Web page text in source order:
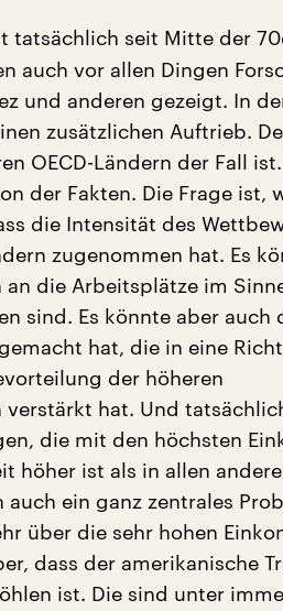
tatsächlich seit Mitte der
auch vor allen Dingen
und anderen gezeigt. In
zusätzlichen Auftrieb.
OECD-Ländern der Fall
der Fakten. Die Frage ist,
die Intensität des
zugenommen hat. Es
die Arbeitsplätze im
sind. Es könnte aber auch
hat, die in eine
der höheren
hat. Und
die mit den höchsten
höher ist als in allen
ein ganz zentrales
über die sehr hohen
dass der amerikanische
ist. Die sind unter